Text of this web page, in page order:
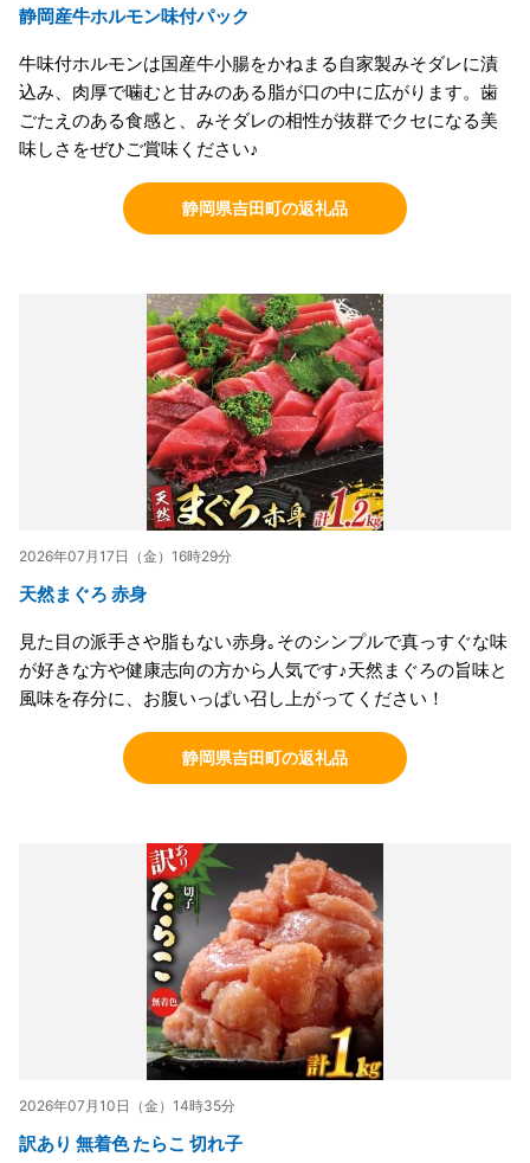
静岡産牛ホルモン味付パック
牛味付ホルモンは国産牛小腸をかねまる自家製みそダレに漬
込み、肉厚で噛むと甘みのある脂が口の中に広がります。歯
ごたえのある食感と、みそダレの相性が抜群でクセになる美
味しさをぜひご賞味ください♪
静岡県吉田町の返礼品
2026年07月17日（金）16時29分
天然まぐろ 赤身
見た目の派手さや脂もない赤身｡そのシンプルで真っすぐな味
が好きな方や健康志向の方から人気です♪天然まぐろの旨味と
風味を存分に、お腹いっぱい召し上がってください！
静岡県吉田町の返礼品
2026年07月10日（金）14時35分
訳あり 無着色 たらこ 切れ子